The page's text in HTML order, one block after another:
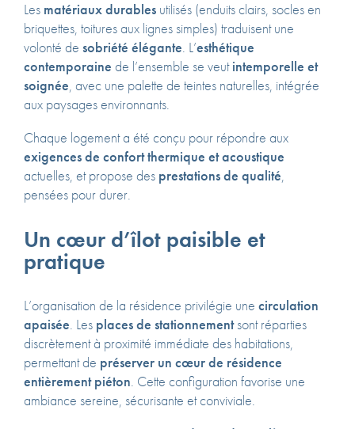
Les matériaux durables utilisés (enduits clairs, socles en
briquettes, toitures aux lignes simples) traduisent une
volonté de sobriété élégante. L’esthétique
contemporaine de l’ensemble se veutintemporelle et
soignée, avec une palette de teintes naturelles, intégrée
aux paysages environnants.
Chaque logement a été conçu pour répondre aux
exigences de confort thermique et acoustique
actuelles, et propose des prestations de qualité,
pensées pour durer.
Un cœur d’îlot paisible et
pratique
L’organisation de la résidence privilégie une circulation
apaisée. Les places de stationnementsont réparties
discrètement à proximité immédiate des habitations,
permettant de préserver un cœur de résidence
entièrement piéton. Cette configuration favorise une
ambiance sereine, sécurisante et conviviale.